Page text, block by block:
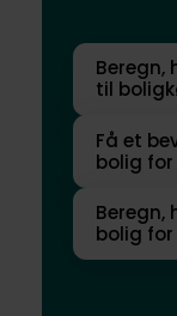
Beregn,
til
Få et
bolig for
Beregn,
bolig for